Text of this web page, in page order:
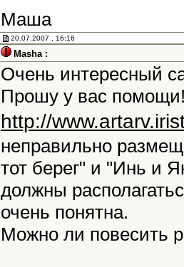
Маша
20.07.2007 , 16:16
Masha :
Очень интересный
Прошу у вас
http://
неправильно
тот берег" и "Инь и
должны
очень понятна.
Можно ли повесить